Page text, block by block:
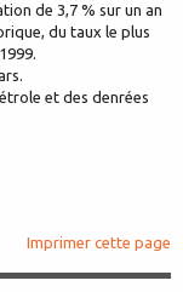
de 3,7 % sur un an
du taux le plus
et des denrées
Imprimer cette page